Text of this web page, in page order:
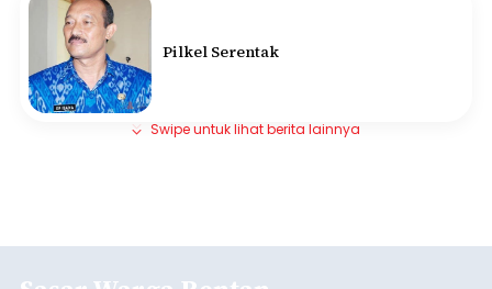
Pilkel Serentak
Swipe untuk lihat berita lainnya